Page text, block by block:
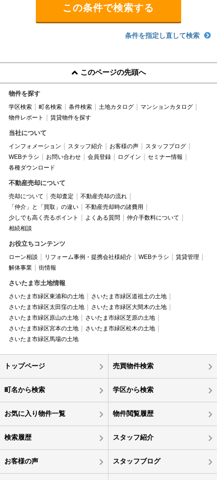
条件を指定し直して検索
このページの先頭へ
物件を探す
学区検索 町名検索 条件検索 土地カタログ
マンションカタログ
物件レポート
賃貸物件を探す
当社について
インフォメーション スタッフ紹介 お客様の声
スタッフブログ
WEBチラシ
お問い合わせ 会員登録 ログイン
セミナー情報
各種ダウンロード
不動産売却について
売却について 売却査定
不動産売却の流れ
「仲介」と「買取」の違い
不動産売却時の諸費用
少しでも高く売るポイント
よくある質問
仲介手数料について
相続相談
お役立ちコンテンツ
ローン相談 リフォーム事例・提携会社様紹介 WEBチラシ
賃貸管理
解体事業
街情報
さいたま市土地情報
さいたま市緑区東浦和の土地
さいたま市緑区道祖土の土地
さいたま市緑区太田窪の土地
さいたま市緑区大間木の土地
さいたま市緑区原山の土地
さいたま市緑区芝原の土地
さいたま市緑区宮本の土地
さいたま市緑区松木の土地
さいたま市緑区馬場の土地
トップページ 売買物件検索
町名から検索 学区から検索
お気に入り物件一覧 物件閲覧履歴
検索履歴 スタッフ紹介
お客様の声 スタッフブログ